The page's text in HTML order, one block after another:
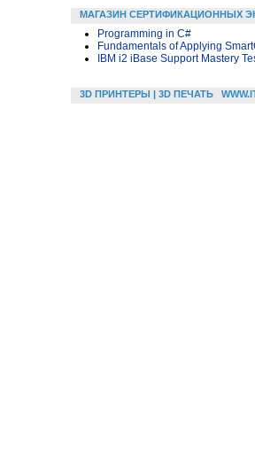
МАГАЗИН СЕРТИФИКАЦИОННЫХ
Programming in C#
Fundamentals of Applying
IBM i2 iBase Support Mastery
3D ПРИНТЕРЫ | 3D ПЕЧАТЬ